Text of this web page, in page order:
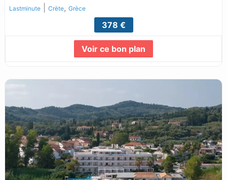
Lastminute| Crète, Grèce
378 €
Voir ce bon plan
Lire la suite...